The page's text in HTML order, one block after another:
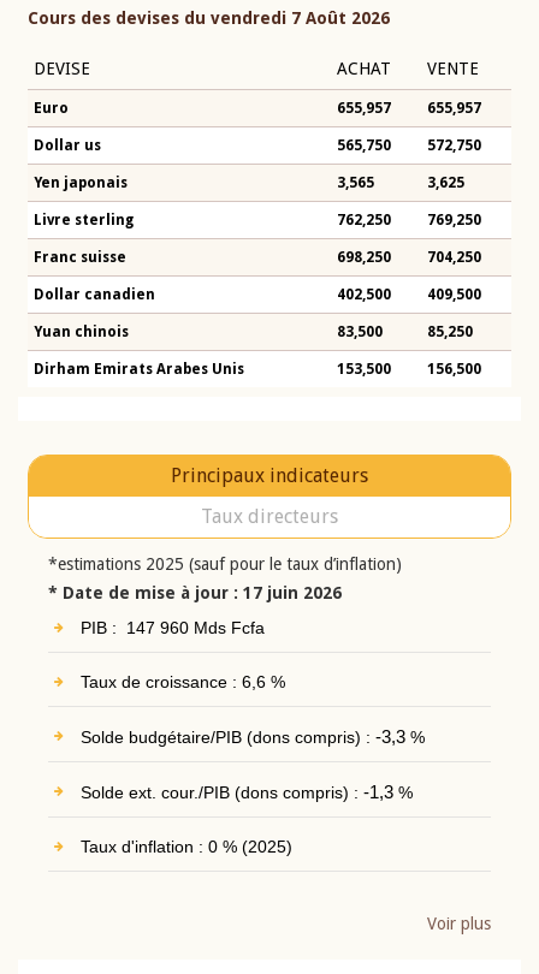
Cours des devises du vendredi 7 Août 2026
DEVISE ACHAT VENTE
Euro 655,957 655,957
Dollar us 565,750 572,750
Yen japonais 3,565 3,625
Livre sterling 762,250 769,250
Franc suisse 698,250 704,250
Dollar canadien 402,500 409,500
Yuan chinois 83,500 85,250
Dirham Emirats Arabes Unis 153,500 156,500
Principaux indicateurs
Taux directeurs
*estimations 2025 (sauf pour le taux d’inflation)
* Date de mise à jour : 17 juin 2026
PIB : 147 960 Mds Fcfa
Taux de croissance : 6,6 %
Solde budgétaire/PIB (dons compris) : -3,3%
Solde ext. cour./PIB (dons compris) : -1,3%
Taux d'inflation : 0 % (2025)
Voir plus